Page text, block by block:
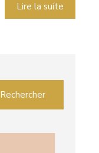
Lire la suite
Rechercher